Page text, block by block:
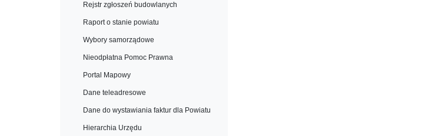
Rejstr zgłoszeń budowlanych
Raport o stanie powiatu
Wybory samorządowe
Nieodpłatna Pomoc Prawna
Portal Mapowy
Dane teleadresowe
Dane do wystawiania faktur dla Powiatu
Hierarchia Urzędu